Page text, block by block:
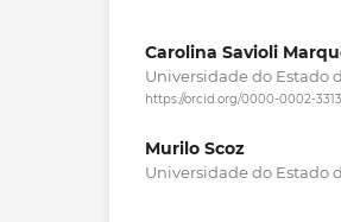
Carolina Savioli
Universidade do Estado
https://orcid.org/0000-0002-
Murilo Scoz
Universidade do Estado